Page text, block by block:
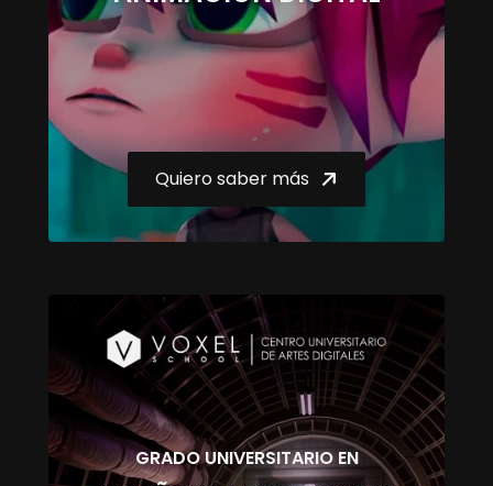
Quiero saber más
GRADO UNIVERSITARIO EN